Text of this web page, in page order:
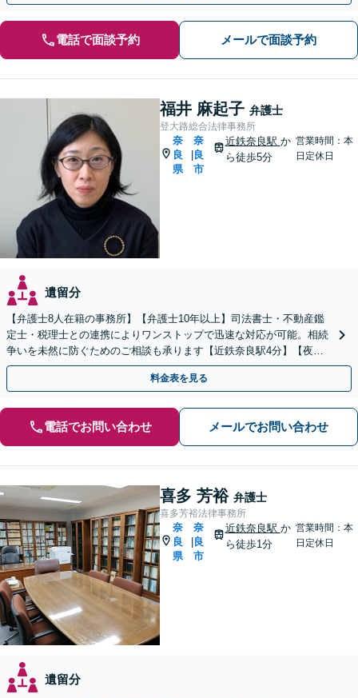
電話で面談予約 メールで面談予約
福井 麻起子 弁護士
登大路総合法律事務所
奈
良
県
奈
良
市
近鉄奈良駅 か
ら徒歩5分
営業時間：本
日定休日
遺留分
【弁護士8人在籍の事務所】【弁護士10年以上】司法書士・不動産鑑
定士・税理士との連携によりワンストップで迅速な対応が可能。相続
争いを未然に防ぐためのご相談も承ります【近鉄奈良駅4分】【夜
間・休日の相談可能】【オンライン相談可能】
料金表を見る
電話でお問い合わせ メールでお問い合わせ
喜多 芳裕 弁護士
喜多芳裕法律事務所
奈
良
県
奈
良
市
近鉄奈良駅 か
ら徒歩1分
営業時間：本
日定休日
遺留分